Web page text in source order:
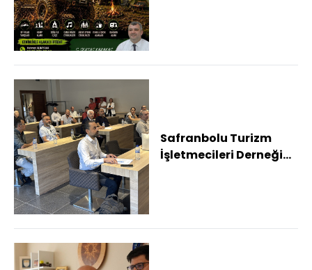
Safranbolu Turizm
İşletmecileri Derneği